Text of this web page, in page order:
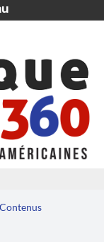
Contenus